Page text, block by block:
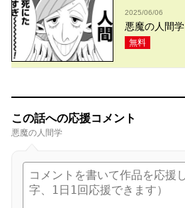
2025/06/06
悪魔の人間学
無料
この話への応援コメント
悪魔の人間学